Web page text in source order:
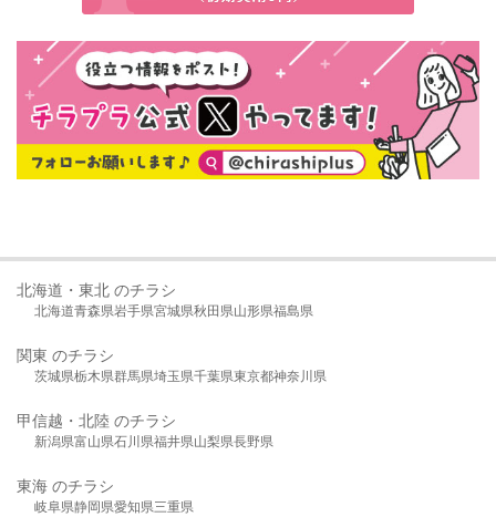
北海道・東北 のチラシ
北海道青森県岩手県宮城県秋田県山形県福島県
関東 のチラシ
茨城県栃木県群馬県埼玉県千葉県東京都神奈川県
甲信越・北陸 のチラシ
新潟県富山県石川県福井県山梨県長野県
東海 のチラシ
岐阜県静岡県愛知県三重県